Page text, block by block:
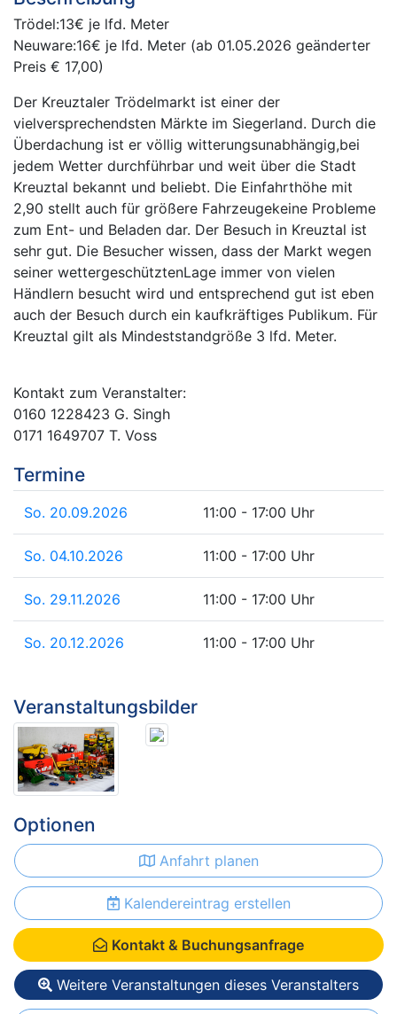
Trödel:13€ je lfd. Meter
Neuware:16€ je lfd. Meter (ab 01.05.2026 geänderter
Preis € 17,00)
Der Kreuztaler Trödelmarkt ist einer der
vielversprechendsten Märkte im Siegerland. Durch die
Überdachung ist er völlig witterungsunabhängig,bei
jedem Wetter durchführbar und weit über die Stadt
Kreuztal bekannt und beliebt. Die Einfahrthöhe mit
2,90 stellt auch für größere Fahrzeugekeine Probleme
zum Ent- und Beladen dar. Der Besuch in Kreuztal ist
sehr gut. Die Besucher wissen, dass der Markt wegen
seiner wettergeschütztenLage immer von vielen
Händlern besucht wird und entsprechend gut ist eben
auch der Besuch durch ein kaufkräftiges Publikum. Für
Kreuztal gilt als Mindeststandgröße 3 lfd. Meter.
Kontakt zum Veranstalter:
0160 1228423 G. Singh
0171 1649707 T. Voss
Termine
So. 20.09.2026 11:00 - 17:00 Uhr
So. 04.10.2026 11:00 - 17:00 Uhr
So. 29.11.2026 11:00 - 17:00 Uhr
So. 20.12.2026 11:00 - 17:00 Uhr
Veranstaltungsbilder
Optionen
Anfahrt planen
Kalendereintrag erstellen
Kontakt & Buchungsanfrage
Weitere Veranstaltungen dieses Veranstalters